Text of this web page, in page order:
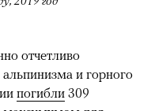
отчетливо
альпинизма и горного
погибли 309